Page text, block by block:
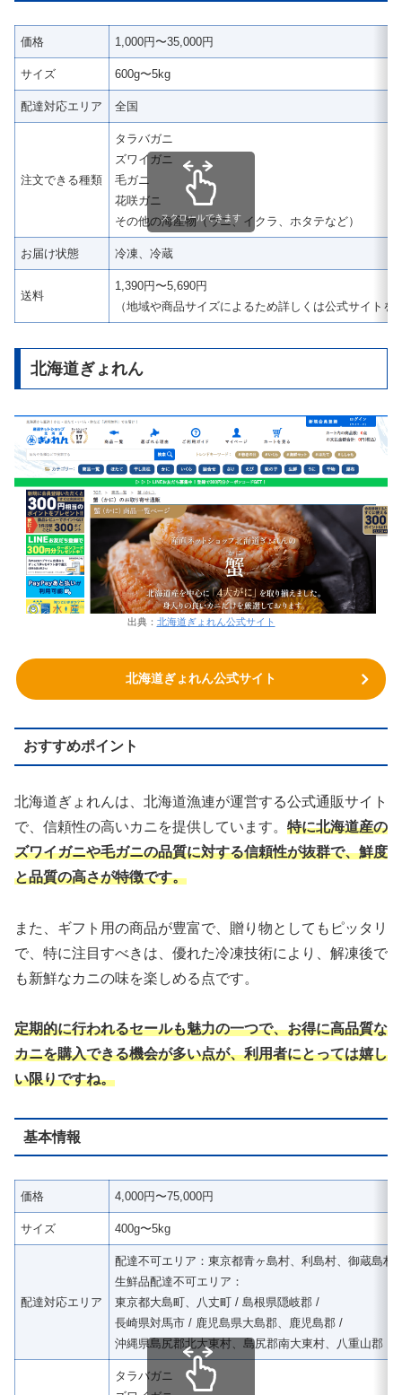
価格 1,000円〜35,000円
サイズ 600g〜5kg
配達対応エリア 全国
注文できる種類
タラバガニ
ズワイガニ
毛ガニ
花咲ガニ
その他の海産物（ウニ、イクラ、ホタテなど）
お届け状態 冷凍、冷蔵
送料
1,390円〜5,690円
（地域や商品サイズによるため詳しくは公式サイトを
スクロールできます
北海道ぎょれん
出典： 北海道ぎょれん公式サイト
北海道ぎょれん公式サイト
おすすめポイント
北海道ぎょれんは、北海道漁連が運営する公式通販サイト
で、信頼性の高いカニを提供しています。 特に北海道産の
ズワイガニや毛ガニの品質に対する信頼性が抜群で、鮮度
と品質の高さが特徴です。
また、ギフト用の商品が豊富で、贈り物としてもピッタリ
で、特に注目すべきは、優れた冷凍技術により、解凍後で
も新鮮なカニの味を楽しめる点です。
定期的に行われるセールも魅力の一つで、お得に高品質な
カニを購入できる機会が多い点が、利用者にとっては嬉し
い限りですね。
基本情報
価格 4,000円〜75,000円
サイズ 400g〜5kg
配達対応エリア
配達不可エリア：東京都青ヶ島村、利島村、御蔵島村
生鮮品配達不可エリア：
東京都大島町、八丈町 / 島根県隠岐郡 /
長崎県対馬市 / 鹿児島県大島郡、鹿児島郡 /
沖縄県島尻郡北大東村、島尻郡南大東村、八重山郡
タラバガニ